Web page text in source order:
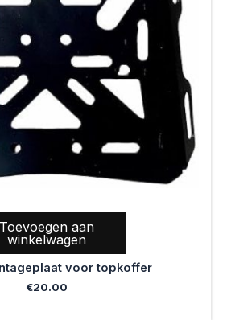
voor topkoffer
€20.00
Toevoegen aan
winkelwagen